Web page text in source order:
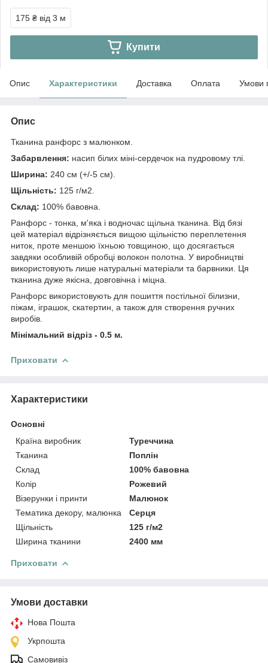
175 ₴ від 3 м
Купити
Опис Характеристики Доставка Оплата Умови
Опис
Тканина ранфорс з малюнком.
Забарвлення: насип білих міні-сердечок на пудровому тлі.
Ширина: 240 см (+/-5 см).
Щільність: 125 г/м2.
Склад: 100% бавовна.
Ранфорс - тонка, м'яка і водночас щільна тканина. Від бязі
цей матеріал відрізняється вищою щільністю переплетення
ниток, проте меншою їхньою товщиною, що досягається
завдяки особливій обробці волокон полотна. У виробництві
використовують лише натуральні матеріали та барвники. Ця
тканина дуже якісна, довговічна і міцна.
Ранфорс використовують для пошиття постільної білизни,
піжам, іграшок, скатертин, а також для створення ручних
виробів.
Мінімальний відріз - 0.5 м.
Приховати
Характеристики
Основні
Країна виробник
Туреччина
Тканина
Поплін
Склад
100% бавовна
Колір
Рожевий
Візерунки і принти
Малюнок
Тематика декору, малюнка
Серця
Щільність
125 г/м2
Ширина тканини
2400 мм
Приховати
Умови доставки
Нова Пошта
Укрпошта
Самовивіз